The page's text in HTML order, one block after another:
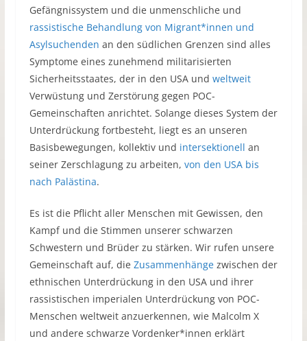
Gefängnissystem und die unmenschliche und
rassistische Behandlung von Migrant*innen und
Asylsuchenden an den südlichen Grenzen sind alles
Symptome eines zunehmend militarisierten
Sicherheitsstaates, der in den USA und weltweit
Verwüstung und Zerstörung gegen POC-
Gemeinschaften anrichtet. Solange dieses System der
Unterdrückung fortbesteht, liegt es an unseren
Basisbewegungen, kollektiv und intersektionell an
seiner Zerschlagung zu arbeiten, von den USA bis
nach Palästina.
Es ist die Pflicht aller Menschen mit Gewissen, den
Kampf und die Stimmen unserer schwarzen
Schwestern und Brüder zu stärken. Wir rufen unsere
Gemeinschaft auf, die Zusammenhängezwischen der
ethnischen Unterdrückung in den USA und ihrer
rassistischen imperialen Unterdrückung von POC-
Menschen weltweit anzuerkennen, wie Malcolm X
und andere schwarze Vordenker*innen erklärt